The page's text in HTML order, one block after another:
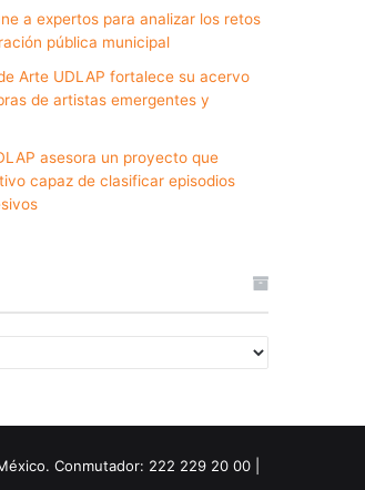
a expertos para analizar los retos
pública municipal
Arte UDLAP fortalece su acervo
de artistas emergentes y
asesora un proyecto que
capaz de clasificar episodios
Conmutador: 222 229 20 00 |